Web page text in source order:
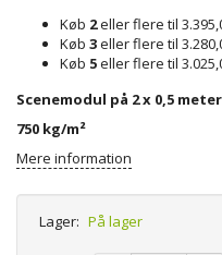
Køb 2eller flere til
Køb 3eller flere til
Køb 5eller flere til
Scenemodul på 2 x 0,5
750 kg/m²
Mere information
Lager: På lager